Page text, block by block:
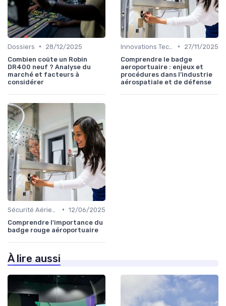
Dossiers •
28/12/2025
Combien coûte un Robin
DR400 neuf ? Analyse du
marché et facteurs à
considérer
•
27/11/2025
Comprendre le badge
aeroportuaire : enjeux et
procédures dans l’industrie
aérospatiale et de défense
• 12/06/2025
Comprendre l'importance du
badge rouge aéroportuaire
À lire aussi